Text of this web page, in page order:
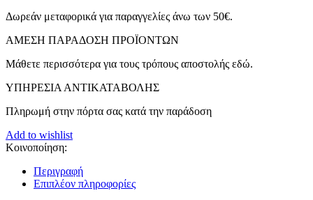
Δωρεάν μεταφορικά για παραγγελίες άνω των 50€.
ΑMEΣΗ ΠΑΡΑΔΟΣΗ ΠΡΟΪΟΝΤΩΝ
Μάθετε περισσότερα για τους τρόπους αποστολής εδώ.
ΥΠΗΡΕΣΙΑ ΑΝΤΙΚΑΤΑΒΟΛΗΣ
Πληρωμή στην πόρτα σας κατά την παράδοση
Add to wishlist
Κοινοποίηση:
Περιγραφή
Επιπλέον πληροφορίες